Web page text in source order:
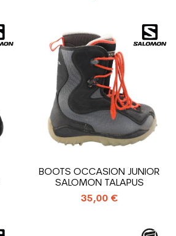
BOOTS OCCASION JUNIOR
SALOMON TALAPUS
35,00 €